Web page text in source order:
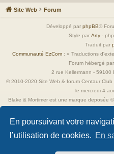
En poursuivant votre
l’utilisation de cookies. En
Site Web Forum
Développé par phpBB®
Style par Arty -
Traduit par
Communauté EzCom : « Traductions
Forum hébergé
2 rue Kellermann - 59100
© 2010-2020 Site Web & forum Centaur
le mercredi 4
Blake & Mortimer est une marque deposée
Toutes les images incluses dans ces
ayant droits
Elles ne sont ici qu'à titre de référence ou